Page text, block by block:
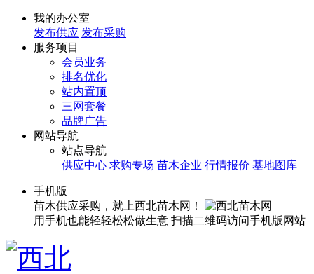
我的办公室
发布供应 发布采购
服务项目
会员业务
排名优化
站内置顶
三网套餐
品牌广告
网站导航
站点导航
供应中心 求购专场 苗木企业 行情报价 基地图库
手机版
苗木供应采购，就上西北苗木网！
用手机也能轻轻松松做生意 扫描二维码访问手机版网站